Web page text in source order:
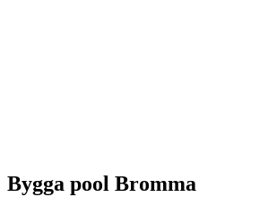
Bygga pool Bromma